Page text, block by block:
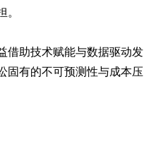
。
借助技术赋能与数据驱动发
固有的不可预测性与成本压